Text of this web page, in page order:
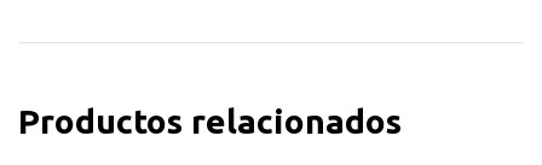
Productos relacionados